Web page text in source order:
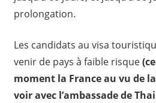
prolongation.
Les candidats au visa
venir de pays à faible risque
moment la France au vu de
voir avec l’ambassade de